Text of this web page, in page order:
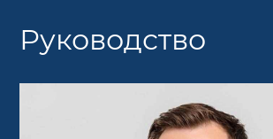
Руководство